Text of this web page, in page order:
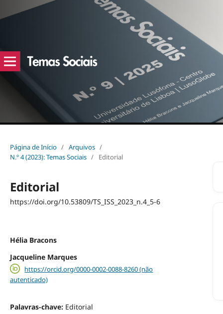
Página de Início / Arquivos /
N.º 4 (2023): Temas Sociais / Editorial
Editorial
https://doi.org/10.53809/TS_ISS_2023_n.4_5-6
Hélia Bracons
Jacqueline Marques
https://orcid.org/0000-0002-0088-8260 (não
autenticado)
Palavras-chave: Editorial